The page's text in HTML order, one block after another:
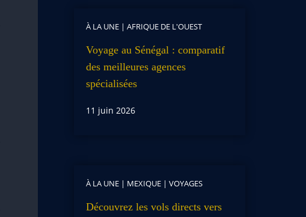
À LA UNE| AFRIQUE DE L'OUEST
Voyage au Sénégal : comparatif
des meilleures agences
spécialisées
11 juin 2026
À LA UNE| MEXIQUE| VOYAGES
Découvrez les vols directs vers